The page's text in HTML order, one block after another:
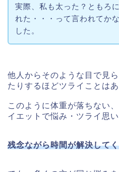
実際、私も太った？ともろ
れた・・・って言われてか
した。
他人からそのような目で見
たりするほどツライことはあ
このように体重が落ちない
イエットで悩み・ツライ思い
残念ながら時間が解決して